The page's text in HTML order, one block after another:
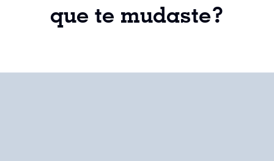
que te mudaste?